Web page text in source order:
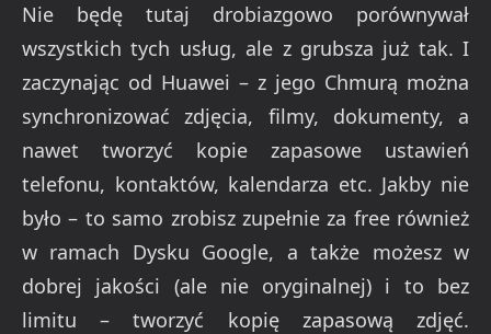
Nie będę tutaj drobiazgowo porównywał
wszystkich tych usług, ale z grubsza już tak. I
zaczynając od Huawei – z jego Chmurą można
synchronizować zdjęcia, filmy, dokumenty, a
nawet tworzyć kopie zapasowe ustawień
telefonu, kontaktów, kalendarza etc. Jakby nie
było – to samo zrobisz zupełnie za free również
w ramach Dysku Google, a także możesz w
dobrej jakości (ale nie oryginalnej) i to bez
limitu – tworzyć kopię zapasową zdjęć.